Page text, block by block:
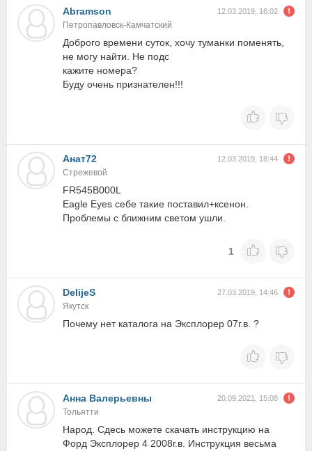
Abramson 12.03.2019, 16:02
Петропавловск-Камчатский
Доброго времени суток, хочу туманки поменять,
не могу найти. Не подс
кажите номера?
Буду очень признателен!!!
Анат72 12.03.2019, 18:44
Стрежевой
FR545B000L
Eagle Eyes себе такие поставил+ксенон.
Проблемы с ближним светом ушли.
1
DelijeS 27.03.2019, 14:46
Якутск
Почему нет каталога на Эксплорер 07г.в. ?
Анна Валерьевны 20.09.2021, 15:08
Тольятти
Народ. Сдесь можете скачать инструкцию на
Форд Эксплорер 4 2008г.в. Инструкция весьма